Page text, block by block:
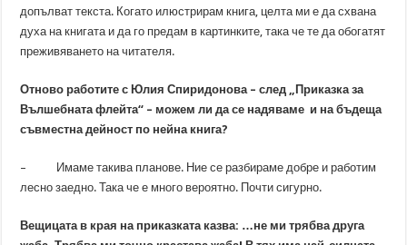
допълват текста. Когато илюстрирам книга, целта ми е да схвана
духа на книгата и да го предам в картинките, така че те да обогатят
преживяването на читателя.
Отново работите с Юлия Спиридонова – след „Приказка за
Вълшебната флейта“ – можем ли да се надяваме и на бъдеща
съвместна дейност по нейна книга?
– Имаме такива планове. Ние се разбираме добре и работим
лесно заедно. Така че е много вероятно. Почти сигурно.
Вещицата в края на приказката казва: …не ми трябва друга